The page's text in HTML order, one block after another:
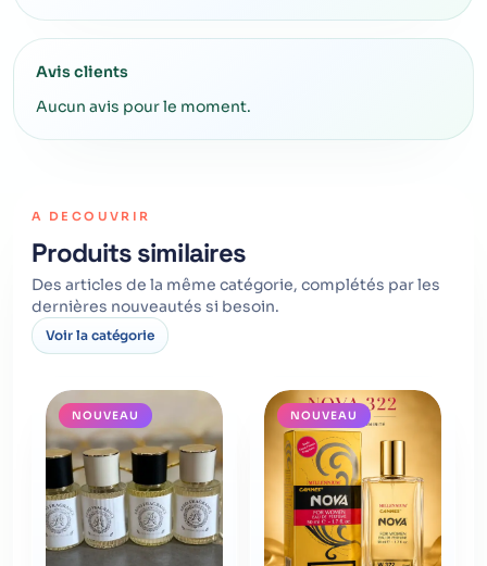
Avis clients
Aucun avis pour le moment.
A DECOUVRIR
Produits similaires
Des articles de la même catégorie, complétés par les
dernières nouveautés si besoin.
Voir la catégorie
NOUVEAU NOUVEAU